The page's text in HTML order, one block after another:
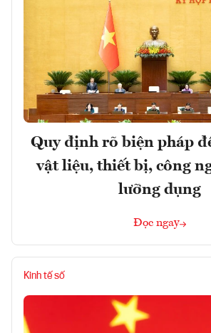
Quy định rõ biện pháp
vật liệu, thiết bị, công
lưỡng dụng
Đọc ngay
Kinh tế số